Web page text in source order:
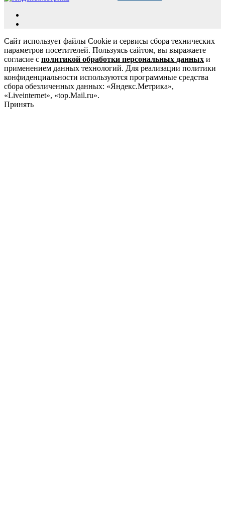
Сайт использует файлы Cookie и сервисы сбора технических
параметров посетителей. Пользуясь сайтом, вы выражаете
согласие с политикой обработки персональных данных и
применением данных технологий. Для реализации политики
конфиденциальности используются программные средства
сбора обезличенных данных: «Яндекс.Метрика»,
«Liveinternet», «top.Mail.ru».
Принять